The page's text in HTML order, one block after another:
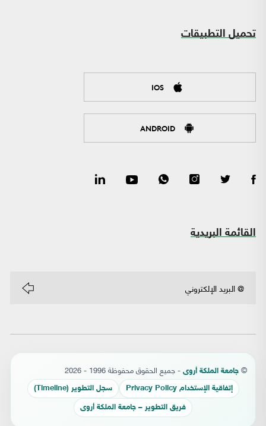
تحميل التطبيقات
IOS
ANDROID
القائمة البريدية
© جامعة الملكة أروى - جميع الحقوق محفوظة 1996 - 2026
إتفاقية الإستخدام Privacy Policy سجل التطوير (Timeline)
فريق التطوير – جامعة الملكة أروى